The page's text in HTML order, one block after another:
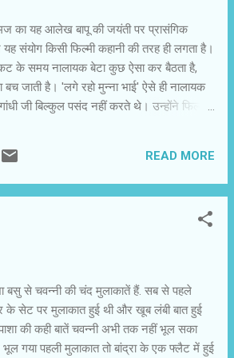
का यह आलेख बापू की जयंती पर प्रासंगिक
संयोग किसी फिल्मी कहानी की तरह ही लगता है।
के समय नालायक बेटा कुछ ऐसा कर बैठता है,
बच जाती है। 'लगे रहो मुन्ना भाई' ऐसे ही नालायक
जी बिल्कुल पसंद नहीं करते थे। उन्होंने फिल्मों
आशंका जाहिर करते रहे। फिल्में देखने का उन्हें कोई
हस्तियों के संपर्क में भी नहीं रहे। उनकी मृत्यु के
ने उन्हें फिर से चर्चा में ला दिया है। 'लगे रहो मुन्ना
गांधी के मूलमंत्र सत्य और अहिंसा से परिचित हुए हैं
है। गांधी पुरातनपंथी नहीं थे, लेकिन तकनीकी
कुटीर उद्यो...
READ MORE
बसु से चवन्नी की चंद मुलाकातें हैं. सब से पहले
के सेट पर मुलाकात हुई थी और खूब लंबी बात हुई
की कही बातें चवन्नी अभी तक नहीं भूल सका
गया पहली मुलाकात तो बांद्रा के एक फ्लैट में हुई